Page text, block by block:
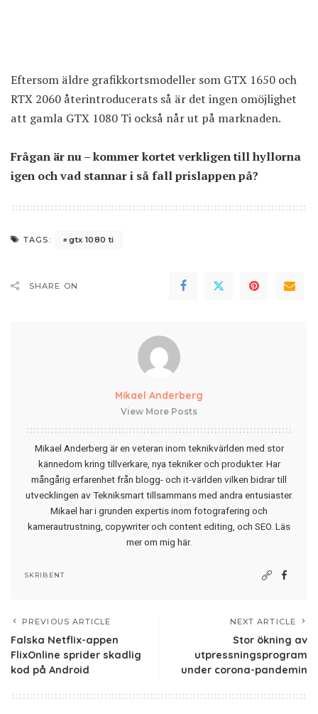
Eftersom äldre grafikkortsmodeller som GTX 1650 och
RTX 2060 återintroducerats så är det ingen omöjlighet
att gamla GTX 1080 Ti också når ut på marknaden.
Frågan är nu – kommer kortet verkligen till hyllorna
igen och vad stannar i så fall prislappen på?
TAGS: gtx 1080 ti
SHARE ON
Mikael Anderberg
View More Posts
Mikael Anderberg är en veteran inom teknikvärlden med stor
kännedom kring tillverkare, nya tekniker och produkter. Har
mångårig erfarenhet från blogg- och it-världen vilken bidrar till
utvecklingen av Tekniksmart tillsammans med andra entusiaster.
Mikael har i grunden expertis inom fotografering och
kamerautrustning, copywriter och content editing, och SEO. Läs
mer om mig här.
SKRIBENT
PREVIOUS ARTICLE
Falska Netflix-appen
FlixOnline sprider skadlig
kod på Android
NEXT ARTICLE
Stor ökning av
utpressningsprogram
under corona-pandemin